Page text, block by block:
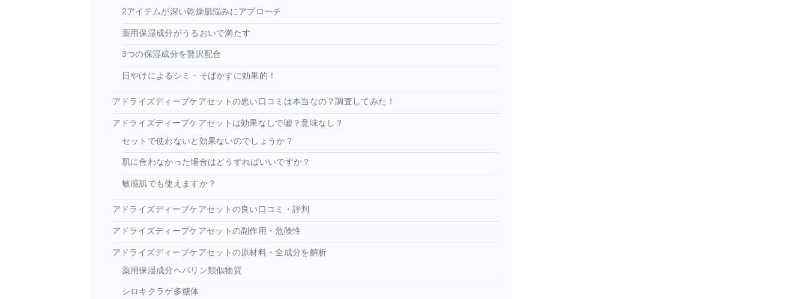
2アイテムが深い乾燥肌悩みにアプローチ
薬用保湿成分がうるおいで満たす
3つの保湿成分を贅沢配合
日やけによるシミ・そばかすに効果的！
アドライズディープケアセットの悪い口コミは本当なの？調査してみた！
アドライズディープケアセットは効果なしで嘘？意味なし？
セットで使わないと効果ないのでしょうか？
肌に合わなかった場合はどうすればいいですか？
敏感肌でも使えますか？
アドライズディープケアセットの良い口コミ・評判
アドライズディープケアセットの副作用・危険性
アドライズディープケアセットの原材料・全成分を解析
薬用保湿成分ヘパリン類似物質
シロキクラゲ多糖体